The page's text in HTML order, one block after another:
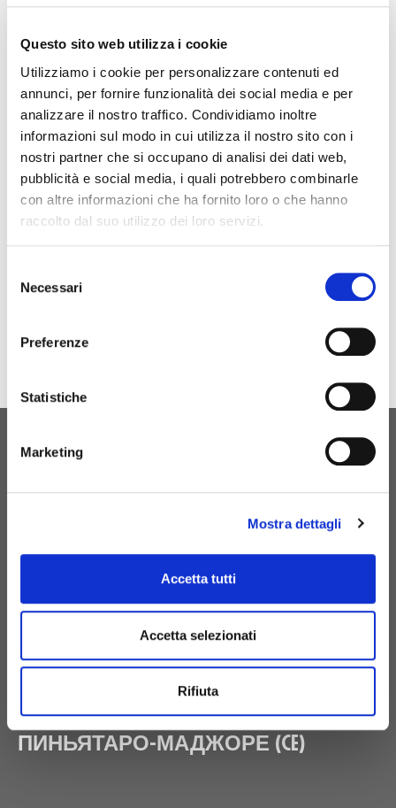
Questo sito web utilizza i cookie
Utilizziamo i cookie per personalizzare contenuti ed
annunci, per fornire funzionalità dei social media e per
analizzare il nostro traffico. Condividiamo inoltre
informazioni sul modo in cui utilizza il nostro sito con i
nostri partner che si occupano di analisi dei dati web,
pubblicità e social media, i quali potrebbero combinarle
con altre informazioni che ha fornito loro o che hanno
raccolto dal suo utilizzo dei loro servizi.
delNecessari
Preferenze
Statistiche
Marketing
Mostra dettagli
Accetta tutti
Accetta selezionati
Rifiuta
Электронная почта
ПЕРВОНАЧАЛЬНОЕ РОЖДЕНИЕ
СВЯЗАТЬСЯ С
НАМИ
+39 081 506 2506
BIRTH@BIRTH.IT
SS APPIA КМ 192 500 – 81 052
ПИНЬЯТАРО-МАДЖОРЕ (CE)